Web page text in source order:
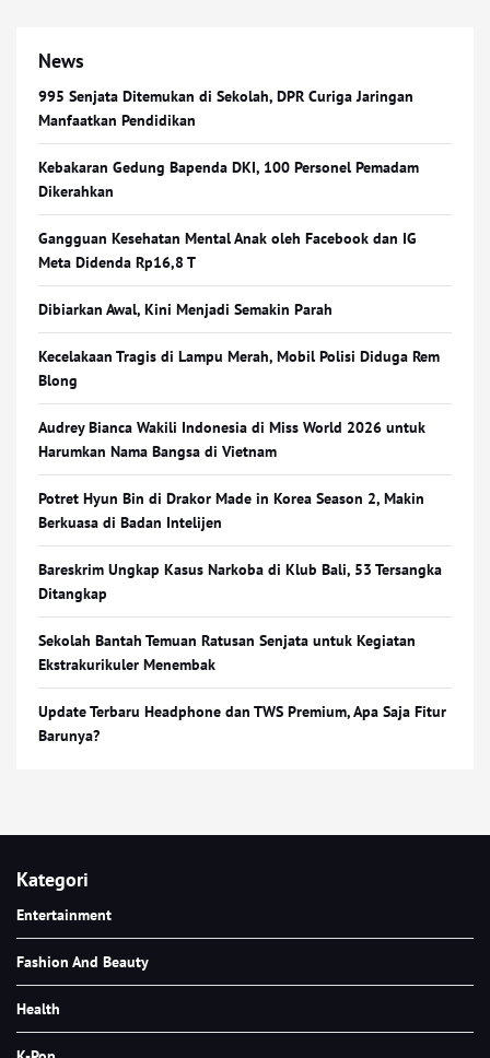
News
995 Senjata Ditemukan di Sekolah, DPR Curiga Jaringan
Manfaatkan Pendidikan
Kebakaran Gedung Bapenda DKI, 100 Personel Pemadam
Dikerahkan
Gangguan Kesehatan Mental Anak oleh Facebook dan IG
Meta Didenda Rp16,8 T
Dibiarkan Awal, Kini Menjadi Semakin Parah
Kecelakaan Tragis di Lampu Merah, Mobil Polisi Diduga Rem
Blong
Audrey Bianca Wakili Indonesia di Miss World 2026 untuk
Harumkan Nama Bangsa di Vietnam
Potret Hyun Bin di Drakor Made in Korea Season 2, Makin
Berkuasa di Badan Intelijen
Bareskrim Ungkap Kasus Narkoba di Klub Bali, 53 Tersangka
Ditangkap
Sekolah Bantah Temuan Ratusan Senjata untuk Kegiatan
Ekstrakurikuler Menembak
Update Terbaru Headphone dan TWS Premium, Apa Saja Fitur
Barunya?
Kategori
Entertainment
Fashion And Beauty
Health